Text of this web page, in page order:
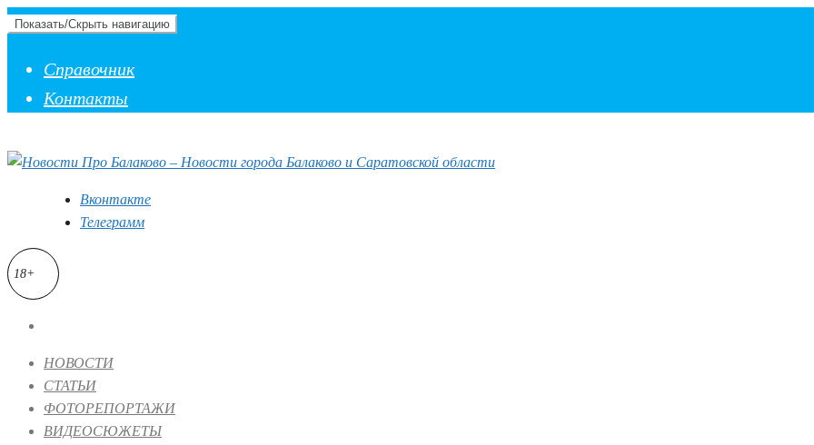
Показать/Скрыть навигацию
Справочник
Контакты
Вконтакте
Телеграмм
18+
НОВОСТИ
СТАТЬИ
ФОТОРЕПОРТАЖИ
ВИДЕОСЮЖЕТЫ